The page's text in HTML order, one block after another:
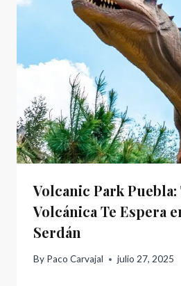
Volcanic Park
Volcánica Te Espera
Serdán
By Paco Carvajal julio 27, 2025